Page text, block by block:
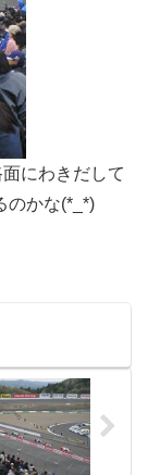
にわきだして
のかな(*_*)